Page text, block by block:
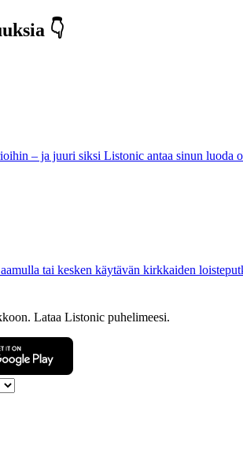
👇
– ja juuri siksi Listonic antaa sinun luoda
tai kesken käytävän kirkkaiden
Lataa Listonic puhelimeesi.